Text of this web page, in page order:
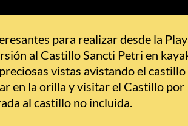
para realizar desde la
al Castillo Sancti Petri en
vistas avistando el castillo
en la orilla y visitar el Castillo por
al castillo no incluida.